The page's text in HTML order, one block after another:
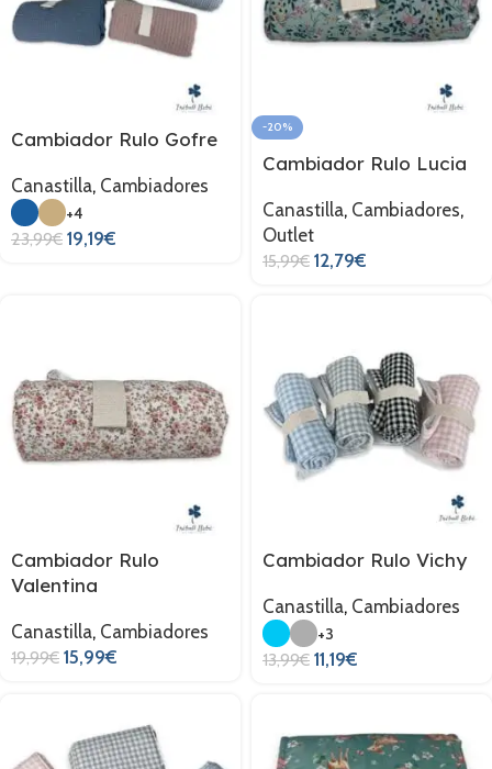
Cambiador Rulo Gofre
Canastilla, Cambiadores
+4
23,99€ 19,19€
-20%
Cambiador Rulo Lucia
Canastilla, Cambiadores,
Outlet
15,99€ 12,79€
Cambiador Rulo
Valentina
Canastilla, Cambiadores
19,99€ 15,99€
Cambiador Rulo Vichy
Canastilla, Cambiadores
+3
13,99€ 11,19€